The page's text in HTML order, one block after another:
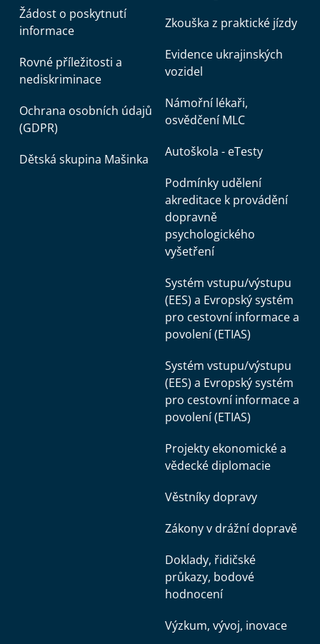
Žádost o poskytnutí
informace
Rovné příležitosti a
nediskriminace
Ochrana osobních údajů
(GDPR)
Dětská skupina Mašinka
Zkouška z praktické jízdy
Evidence ukrajinských
vozidel
Námořní lékaři,
osvědčení MLC
Autoškola - eTesty
Podmínky udělení
akreditace k provádění
dopravně
psychologického
vyšetření
Systém vstupu/výstupu
(EES) a Evropský systém
pro cestovní informace a
povolení (ETIAS)
Systém vstupu/výstupu
(EES) a Evropský systém
pro cestovní informace a
povolení (ETIAS)
Projekty ekonomické a
vědecké diplomacie
Věstníky dopravy
Zákony v drážní dopravě
Doklady, řidičské
průkazy, bodové
hodnocení
Výzkum, vývoj, inovace